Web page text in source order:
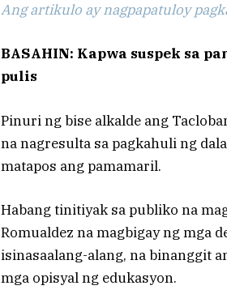
Ang artikulo ay nagpapatuloy
BASAHIN: Kapwa suspek sa
pulis
Pinuri ng bise alkalde ang
na nagresulta sa pagkahuli ng
matapos ang pamamaril.
Habang tinitiyak sa publiko na
Romualdez na magbigay ng mga
isinasaalang-alang, na binanggit
mga opisyal ng edukasyon.